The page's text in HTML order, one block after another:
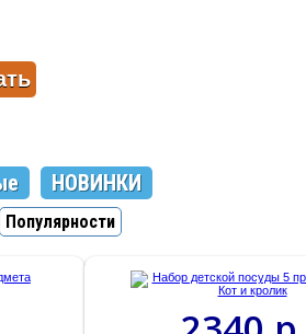
НОВИНКИ
Популярности